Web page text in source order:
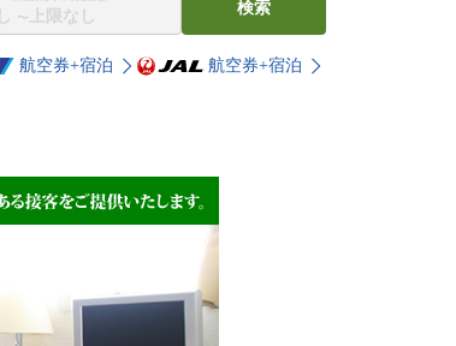
〜
検索
航空券+宿泊 航空券+宿泊